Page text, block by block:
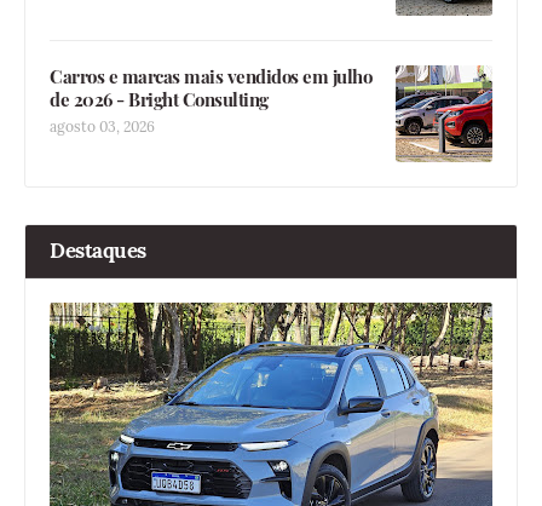
Carros e marcas mais vendidos em julho
de 2026 - Bright Consulting
agosto 03, 2026
Destaques